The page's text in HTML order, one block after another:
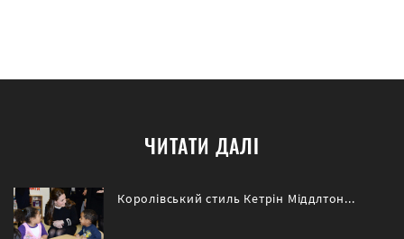
ЧИТАТИ ДАЛІ
Королівський стиль Кетрін Міддлтон...